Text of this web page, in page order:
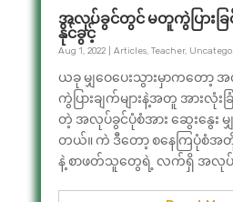
အလုပ်ခွင်တွင် မတူကွဲပြားခြင်
နိုင်ခွင့်
Aug 1, 2022| Articles, Teacher,
ယခု မျှဝေပေးသွားမှာကတော့
ကွဲပြားချက်များနဲ့အတူ အားလုံးခ
တဲ့ အလုပ်ခွင်ပုံစံအား ဆွေးနွေး မျှဝ
တယ်။ ကဲ ဒီတော့ စနေကြပုံစံအတို
နဲ့ စာဖတ်သူတွေရဲ့ လက်ရှိ အလုပ်